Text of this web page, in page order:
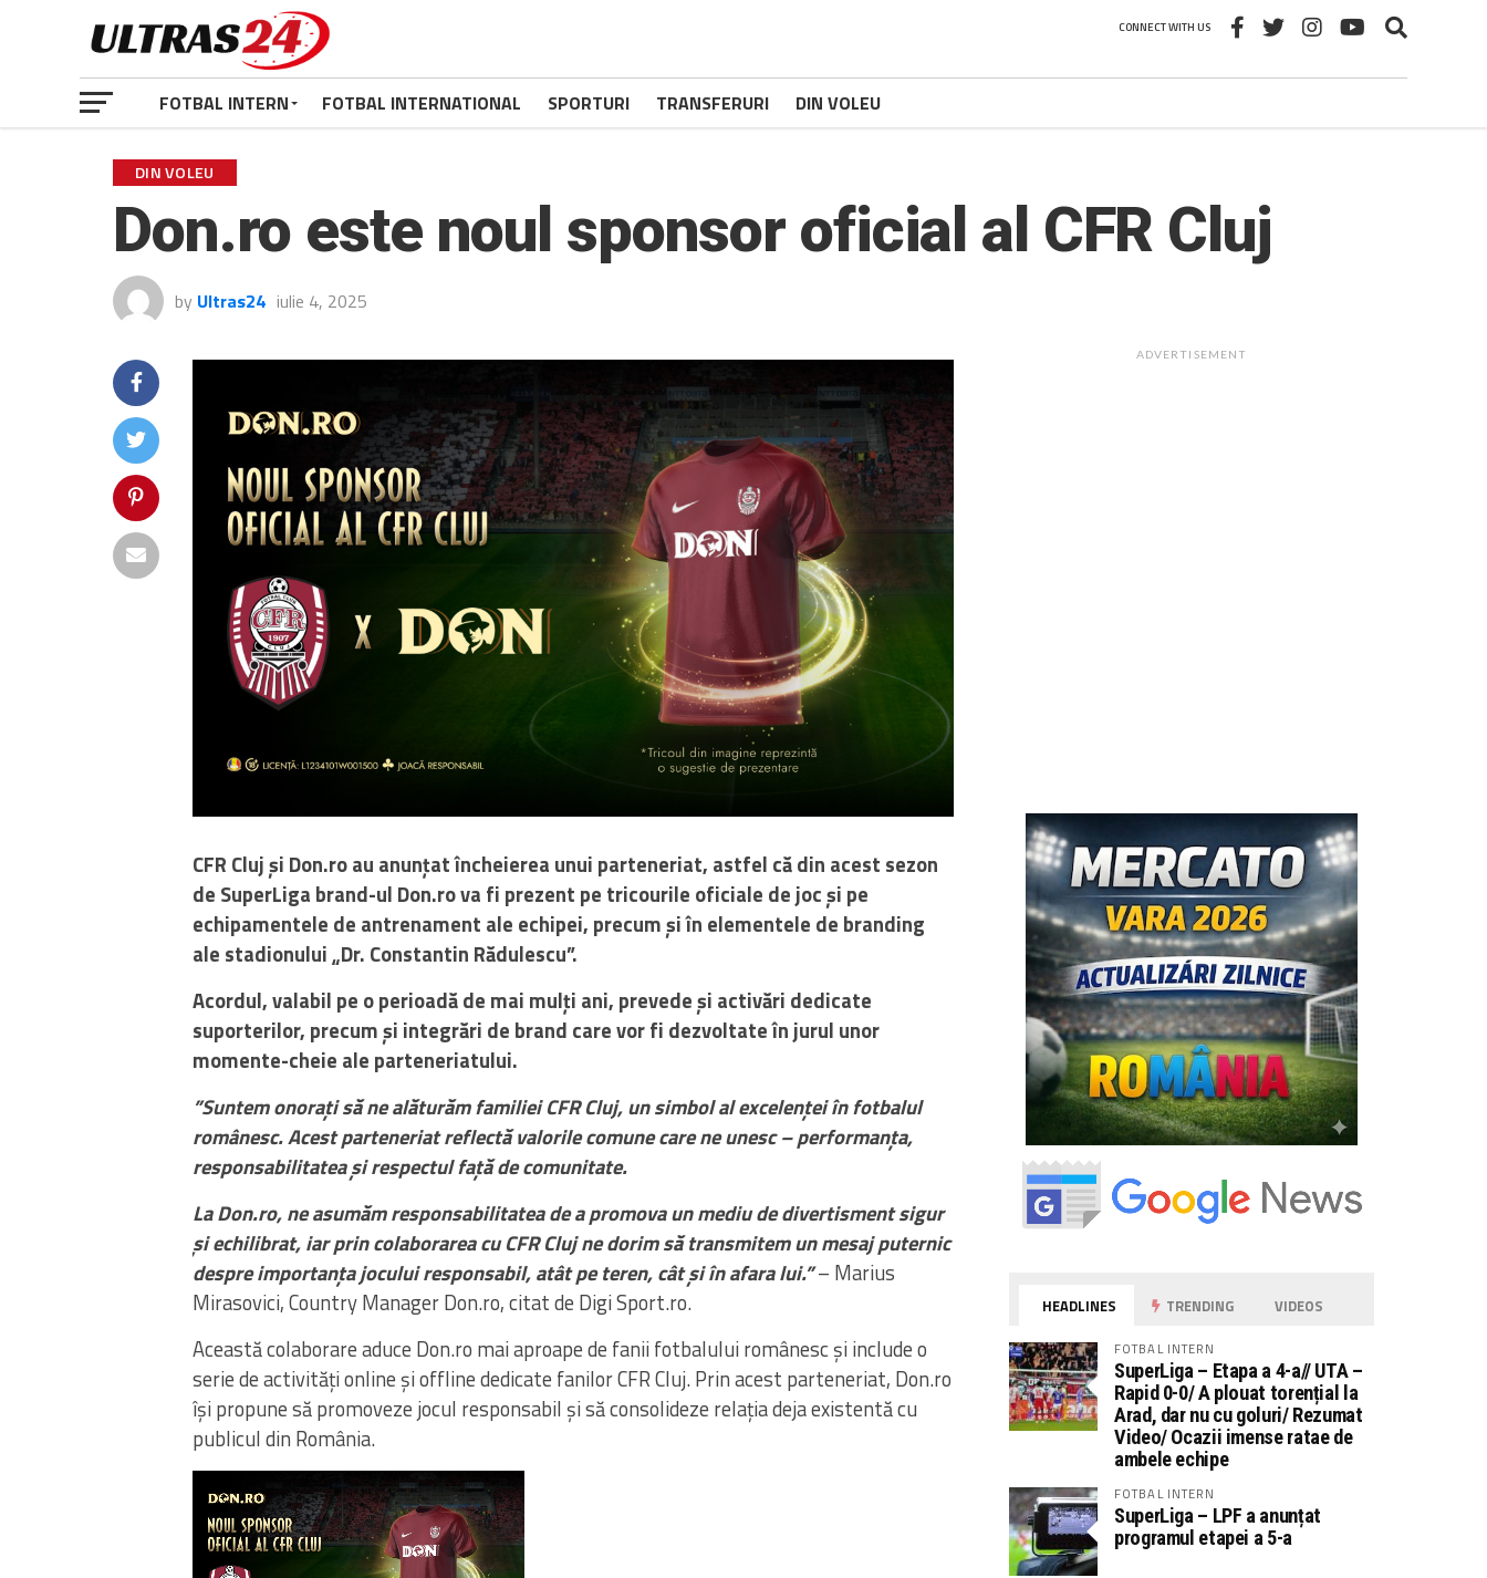
CONNECT WITH US
FOTBAL INTERN FOTBAL INTERNATIONAL SPORTURI TRANSFERURI DIN VOLEU
DIN VOLEU
Don.ro este noul sponsor oficial al CFR Cluj
by Ultras24 iulie 4, 2025
CFR Cluj și Don.ro au anunțat încheierea unui parteneriat, astfel că din acest sezon
de SuperLiga brand-ul Don.ro va fi prezent pe tricourile oficiale de joc și pe
echipamentele de antrenament ale echipei, precum și în elementele de branding
ale stadionului „Dr. Constantin Rădulescu”.
Acordul, valabil pe o perioadă de mai mulți ani, prevede și activări dedicate
suporterilor, precum și integrări de brand care vor fi dezvoltate în jurul unor
momente-cheie ale parteneriatului.
”Suntem onorați să ne alăturăm familiei CFR Cluj, un simbol al excelenței în fotbalul
românesc. Acest parteneriat reflectă valorile comune care ne unesc – performanța,
responsabilitatea și respectul față de comunitate.
La Don.ro, ne asumăm responsabilitatea de a promova un mediu de divertisment sigur
și echilibrat, iar prin colaborarea cu CFR Cluj ne dorim să transmitem un mesaj puternic
despre importanța jocului responsabil, atât pe teren, cât și în afara lui.”– Marius
Mirasovici, Country Manager Don.ro, citat de Digi Sport.ro.
Această colaborare aduce Don.ro mai aproape de fanii fotbalului românesc și include o
serie de activități online și offline dedicate fanilor CFR Cluj. Prin acest parteneriat, Don.ro
își propune să promoveze jocul responsabil și să consolideze relația deja existentă cu
publicul din România.
ADVERTISEMENT
HEADLINES TRENDING VIDEOS
FOTBAL INTERN
SuperLiga – Etapa a 4-a// UTA –
Rapid 0-0/ A plouat torențial la
Arad, dar nu cu goluri/ Rezumat
Video/ Ocazii imense ratae de
ambele echipe
FOTBAL INTERN
SuperLiga – LPF a anunțat
programul etapei a 5-a